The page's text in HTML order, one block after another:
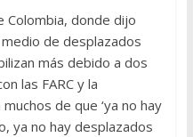
Colombia, donde dijo
de desplazados
más debido a dos
las FARC y la
de que ‘ya no hay
ya no hay desplazados